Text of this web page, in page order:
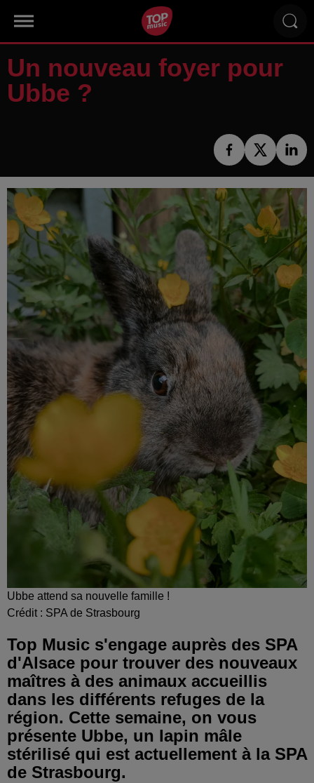
Un nouveau foyer pour
Ubbe ?
Ubbe attend sa nouvelle famille !
Crédit : SPA de Strasbourg
Top Music s'engage auprès des SPA
d'Alsace pour trouver des nouveaux
maîtres à des animaux accueillis
dans les différents refuges de la
région. Cette semaine, on vous
présente Ubbe, un lapin mâle
stérilisé qui est actuellement à la SPA
de Strasbourg.